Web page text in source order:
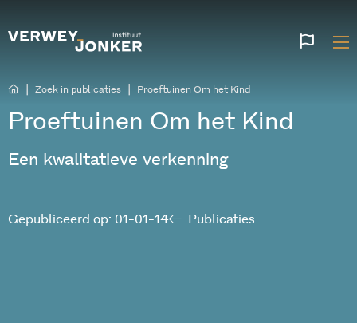
Zoek in publicaties Proeftuinen Om het Kind
Proeftuinen Om het Kind
Een kwalitatieve verkenning
Publicaties
Gepubliceerd op: 01-01-14